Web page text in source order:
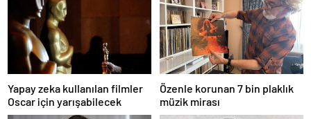
Yapay zeka kullanılan filmler
Oscar için yarışabilecek
Özenle korunan 7 bin plaklık
müzik mirası